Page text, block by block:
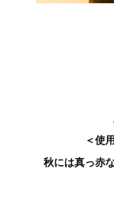
＜使
秋には真っ赤